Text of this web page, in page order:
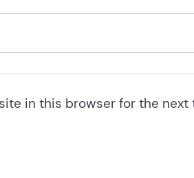
in this browser for the